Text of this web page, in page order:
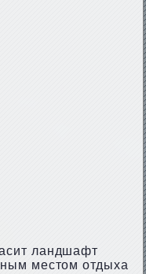
ландшафт
местом отдыха